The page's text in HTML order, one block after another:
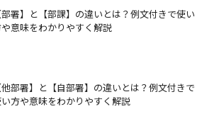
部署】と【部課】の違いとは？例文付きで使い
意味をわかりやすく解説
他部署】と【自部署】の違いとは？例文付きで
方や意味をわかりやすく解説